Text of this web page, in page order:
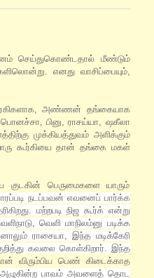
செய்துகொண்டதால் மீண்டும்
எனது வாசிப்பையும்,
அண்ணன் தங்கையாக
பினு, ராசய்யா, ஷகீலா
முக்கியத்துவம் அளிக்கும்
கூர்கியை தான் தங்கை மகள்
குடகின் பெருமைகளை யாரும்
நடப்பவன் எவனைப் பார்க்க
மற்றபடி நிஜ கூர்க் என்று
வெளி மாநிலம்னு படிக்க
ராசையா, இந்த மடிக்கேரி
கவலை கொள்கிறார். இந்த
விரும்பிய பெண் கிடைக்காத
பாவம் அவளைத் தொட